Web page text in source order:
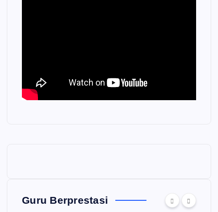
Guru Berprestasi